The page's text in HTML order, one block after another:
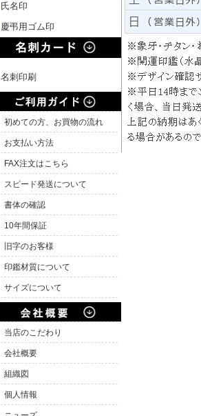
氏名印
慶弔用ゴム印
名刺印刷
初めての方、お買物の流れ
お支払い方法
FAX注文はこちら
スピード発送について
書体の確認
10年間保証
旧字のお客様
印鑑材質について
サイズについて
当店のこだわり
会社概要
組織図
個人情報